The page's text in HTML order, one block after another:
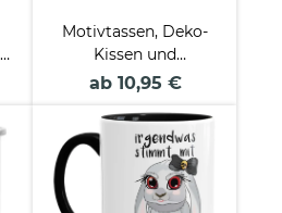
Motivtassen, Deko-
Kissen und
Geschenke-Sets für
ab 10,95 €